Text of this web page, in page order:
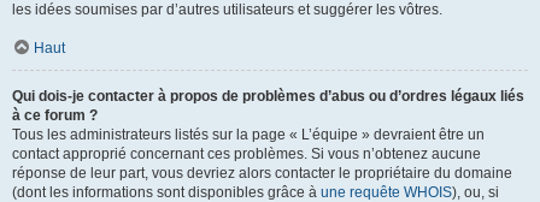
les idées soumises par d’autres utilisateurs et suggérer les vôtres.
Haut
Qui dois-je contacter à propos de problèmes d’abus ou d’ordres légaux liés
à ce forum ?
Tous les administrateurs listés sur la page « L’équipe » devraient être un
contact approprié concernant ces problèmes. Si vous n’obtenez aucune
réponse de leur part, vous devriez alors contacter le propriétaire du domaine
(dont les informations sont disponibles grâce à une requête WHOIS), ou, si